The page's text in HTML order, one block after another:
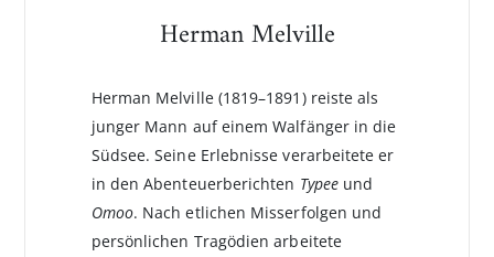
Herman Melville
Herman Melville (1819–1891) reiste als
junger Mann auf einem Walfänger in die
Südsee. Seine Erlebnisse verarbeitete er
in den Abenteuerberichten Typeeund
Omoo. Nach etlichen Misserfolgen und
persönlichen Tragödien arbeitete